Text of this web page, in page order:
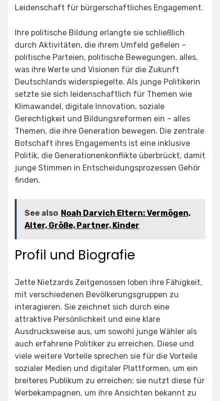
Leidenschaft für bürgerschaftliches Engagement.
Ihre politische Bildung erlangte sie schließlich
durch Aktivitäten, die ihrem Umfeld gefielen –
politische Parteien, politische Bewegungen, alles,
was ihre Werte und Visionen für die Zukunft
Deutschlands widerspiegelte. Als junge Politikerin
setzte sie sich leidenschaftlich für Themen wie
Klimawandel, digitale Innovation, soziale
Gerechtigkeit und Bildungsreformen ein – alles
Themen, die ihre Generation bewegen. Die zentrale
Botschaft ihres Engagements ist eine inklusive
Politik, die Generationenkonflikte überbrückt, damit
junge Stimmen in Entscheidungsprozessen Gehör
finden.
See also Noah Darvich Eltern: Vermögen,
Alter, Größe, Partner, Kinder
Profil und Biografie
Jette Nietzards Zeitgenossen loben ihre Fähigkeit,
mit verschiedenen Bevölkerungsgruppen zu
interagieren. Sie zeichnet sich durch eine
attraktive Persönlichkeit und eine klare
Ausdrucksweise aus, um sowohl junge Wähler als
auch erfahrene Politiker zu erreichen. Diese und
viele weitere Vorteile sprechen sie für die Vorteile
sozialer Medien und digitaler Plattformen, um ein
breiteres Publikum zu erreichen; sie nutzt diese für
Werbekampagnen, um ihre Ansichten bekannt zu